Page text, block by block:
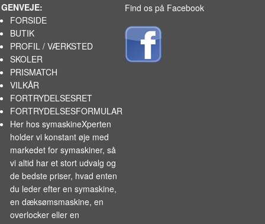
GENVEJE:
FORSIDE
BUTIK
PROFIL / VÆRKSTED
SKOLER
PRISMATCH
VILKÅR
FORTRYDELSESRET
FORTRYDELSESFORMULAR
Her hos symaskineXperten
holder vi konstant øje med
markedet forsymaskiner, så
vi altid har et stort udvalg og
de bedste priser, hvad enten
du leder efter en symaskine,
en dæksømsmaskine, en
overlocker eller en
Find os på Facebook